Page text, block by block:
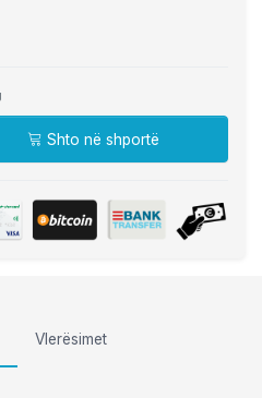
Shto në shportë
Vlerësimet